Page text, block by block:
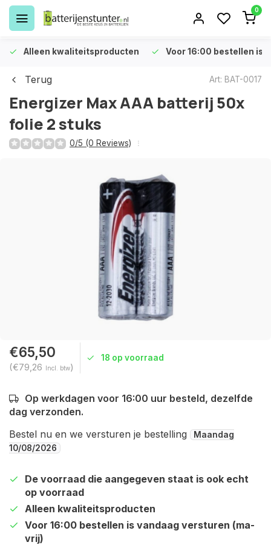
0
Alleen kwaliteitsproducten Voor 16:00 bestellen is
Terug Art: BAT-0017
Energizer Max AAA batterij 50x
folie 2 stuks
0/5 (0 Reviews)
€65,50
(€79,26 Incl. btw)
18 op voorraad
Op werkdagen voor 16:00 uur besteld, dezelfde
dag verzonden.
Bestel nu en we versturen je bestelling
Maandag
10/08/2026
De voorraad die aangegeven staat is ook echt
op voorraad
Alleen kwaliteitsproducten
Voor 16:00 bestellen is vandaag versturen (ma-
vrij)